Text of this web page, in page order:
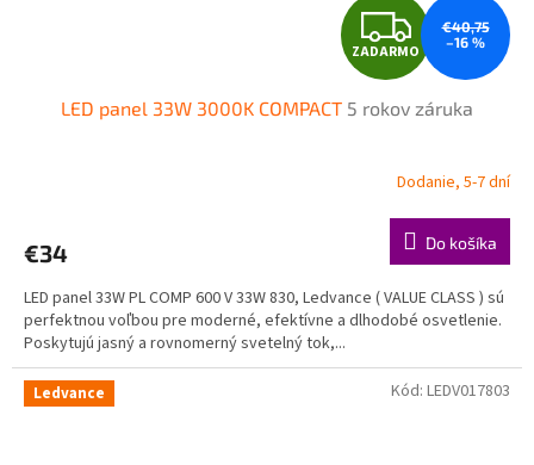
Z
A
D
A
R
M
O
ZADARMO
€40,75
–16 %
LED panel 33W 3000K COMPACT 5 rokov záruka
Dodanie, 5-7 dní
€34 Do košíka
LED panel 33W PL COMP 600 V 33W 830, Ledvance ( VALUE CLASS ) sú
perfektnou voľbou pre moderné, efektívne a dlhodobé osvetlenie.
Poskytujú jasný a rovnomerný svetelný tok,...
Ledvance Kód: LEDV017803